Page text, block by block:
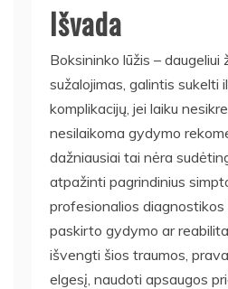
Išvada
Boksininko lūžis –
sužalojimas, galintis sukelti
komplikacijų, jei laiku
nesilaikoma gydymo
dažniausiai tai nėra
atpažinti pagrindinius
profesionalios
paskirto gydymo ar
išvengti šios traumos,
elgesį, naudoti apsaugos